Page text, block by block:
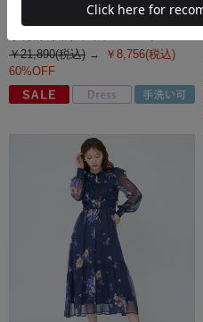
￥21,890(税込)
￥8,756(税込)
60%OFF